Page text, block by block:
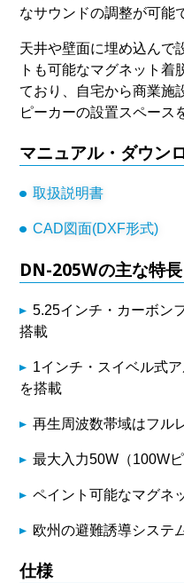
なサウンドの調整が可能
天井や壁面に埋め込んで
トも可能なマグネット着
ており、自宅から商業施
ピーカーの設置スペース
マニュアル・ダウン
取扱説明書
CAD図面(DXF形式)
DN-205Wの主な特長
5.25インチ・カーボン
搭載
1インチ・スイベル式
を搭載
再生周波数帯域はフル
最大入力50W（100Wピ
ペイント可能なマグネ
欧州の避難誘導システ
仕様